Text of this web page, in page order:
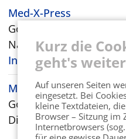
Med-X-Press
Goslar
Natascha de Raad
Infos -»
Mercedes-Benz ROSIER
Goslar
Dirk Oppermann
Kurz die
geht's weiter
Auf unseren Seiten
eingesetzt. Bei
kleine Textdateien,
Browser – Sitzung im
Internetbrowsers